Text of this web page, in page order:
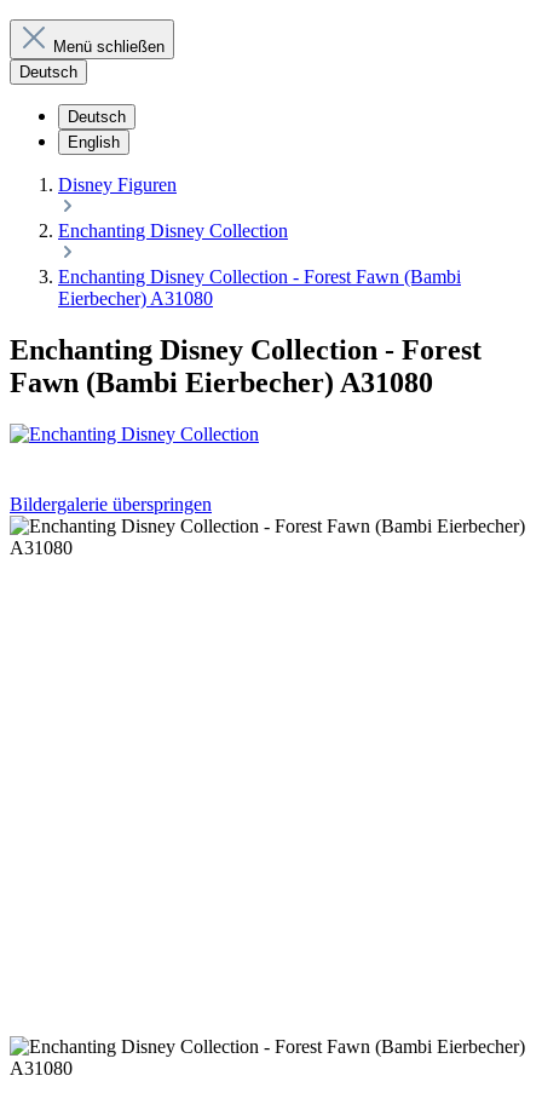
Menü schließen
Deutsch
Deutsch
English
Disney Figuren
Enchanting Disney Collection
Enchanting Disney Collection - Forest Fawn (Bambi
Eierbecher) A31080
Enchanting Disney Collection - Forest
Fawn (Bambi Eierbecher) A31080
Bildergalerie überspringen